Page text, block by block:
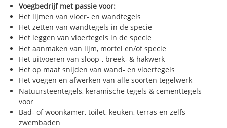
Voegbedrijf met passie voor:
Het lijmen van vloer- en wandtegels
Het zetten van wandtegels in de specie
Het leggen van vloertegels in de specie
Het aanmaken van lijm, mortel en/of specie
Het uitvoeren van sloop-, breek- & hakwerk
Het op maat snijden van wand- en vloertegels
Het voegen en afwerken van alle soorten tegelwerk
Natuursteentegels, keramische tegels & cementtegels
voor
Bad- of woonkamer, toilet, keuken, terras en zelfs
zwembaden